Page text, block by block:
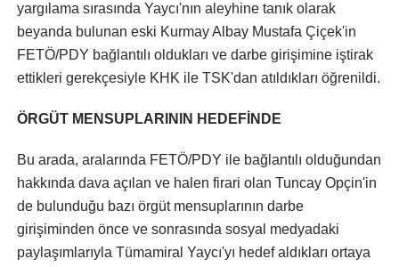
yargılama sırasında Yaycı'nın aleyhine tanık olarak
beyanda bulunan eski Kurmay Albay Mustafa Çiçek'in
FETÖ/PDY bağlantılı oldukları ve darbe girişimine iştirak
ettikleri gerekçesiyle KHK ile TSK'dan atıldıkları öğrenildi.
ÖRGÜT MENSUPLARININ HEDEFİNDE
Bu arada, aralarında FETÖ/PDY ile bağlantılı olduğundan
hakkında dava açılan ve halen firari olan Tuncay Opçin'in
de bulunduğu bazı örgüt mensuplarının darbe
girişiminden önce ve sonrasında sosyal medyadaki
paylaşımlarıyla Tümamiral Yaycı'yı hedef aldıkları ortaya